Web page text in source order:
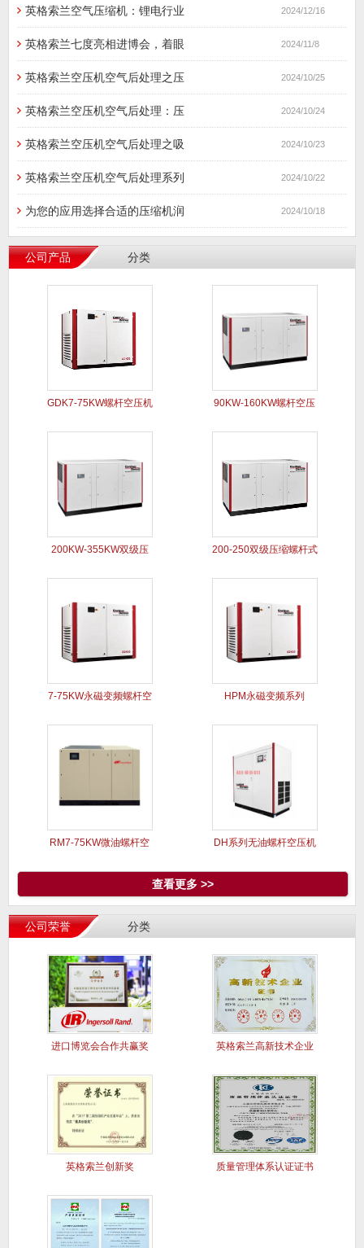
英格索兰空气压缩机：锂电行业 2024/12/16
英格索兰七度亮相进博会，着眼 2024/11/8
英格索兰空压机空气后处理之压 2024/10/25
英格索兰空压机空气后处理：压 2024/10/24
英格索兰空压机空气后处理之吸 2024/10/23
英格索兰空压机空气后处理系列 2024/10/22
为您的应用选择合适的压缩机润 2024/10/18
公司产品 分类
GDK7-75KW螺杆空压机 90KW-160KW螺杆空压
200KW-355KW双级压 200-250双级压缩螺杆式
7-75KW永磁变频螺杆空 HPM永磁变频系列
RM7-75KW微油螺杆空 DH系列无油螺杆空压机
查看更多 >>
公司荣誉 分类
进口博览会合作共赢奖 英格索兰高新技术企业
英格索兰创新奖 质量管理体系认证证书